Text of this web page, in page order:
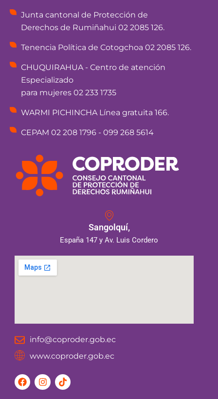
Junta cantonal de Protección de
Derechos de Rumiñahui 02 2085 126.
Tenencia Política de Cotogchoa 02 2085 126.
CHUQUIRAHUA - Centro de atención
Especializado
para mujeres 02 233 1735
WARMI PICHINCHA Línea gratuita 166.
CEPAM 02 208 1796 - 099 268 5614
Sangolquí,
España 147 y Av. Luis Cordero
info@coproder.gob.ec
www.coproder.gob.ec
F
a
I
n
T
i